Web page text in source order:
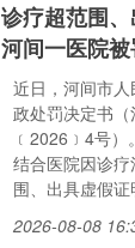
诊疗超范围
河间一医院
近日，河间市
政处罚决定书（
﹝2026﹞4号
结合医院因诊
围、出具虚假
2026-08-08